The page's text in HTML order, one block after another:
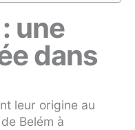
une
dans
leur origine au
Belém à